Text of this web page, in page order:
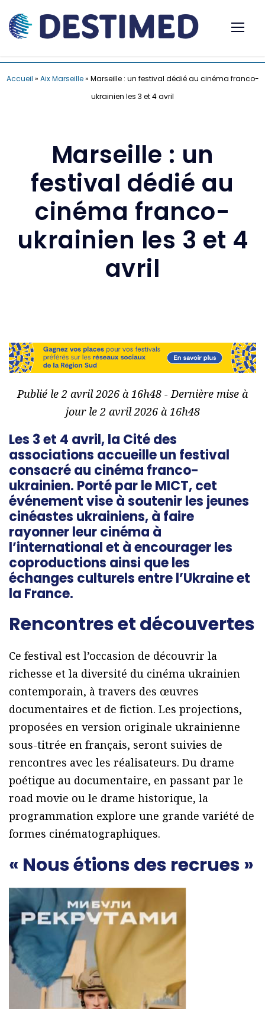
Accueil » Aix Marseille» Marseille : un festival dédié au cinéma franco-
ukrainien les 3 et 4 avril
Marseille : un
festival dédié au
cinéma franco-
ukrainien les 3 et 4
avril
Publié le 2 avril 2026 à 16h48 - Dernière mise à
jour le 2 avril 2026 à 16h48
Les 3 et 4 avril, la Cité des
associations accueille un festival
consacré au cinéma franco-
ukrainien. Porté par le MICT, cet
événement vise à soutenir les jeunes
cinéastes ukrainiens, à faire
rayonner leur cinéma à
l’international et à encourager les
coproductions ainsi que les
échanges culturels entre l’Ukraine et
la France.
Rencontres et découvertes
Ce festival est l’occasion de découvrir la
richesse et la diversité du cinéma ukrainien
contemporain, à travers des œuvres
documentaires et de fiction. Les projections,
proposées en version originale ukrainienne
sous-titrée en français, seront suivies de
rencontres avec les réalisateurs. Du drame
poétique au documentaire, en passant par le
road movie ou le drame historique, la
programmation explore une grande variété de
formes cinématographiques.
« Nous étions des recrues »